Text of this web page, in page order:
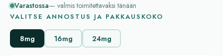
Varastossa— valmis toimitettavaksi tänään
VALITSE ANNOSTUS JA PAKKAUSKOKO
8mg 16mg 24mg